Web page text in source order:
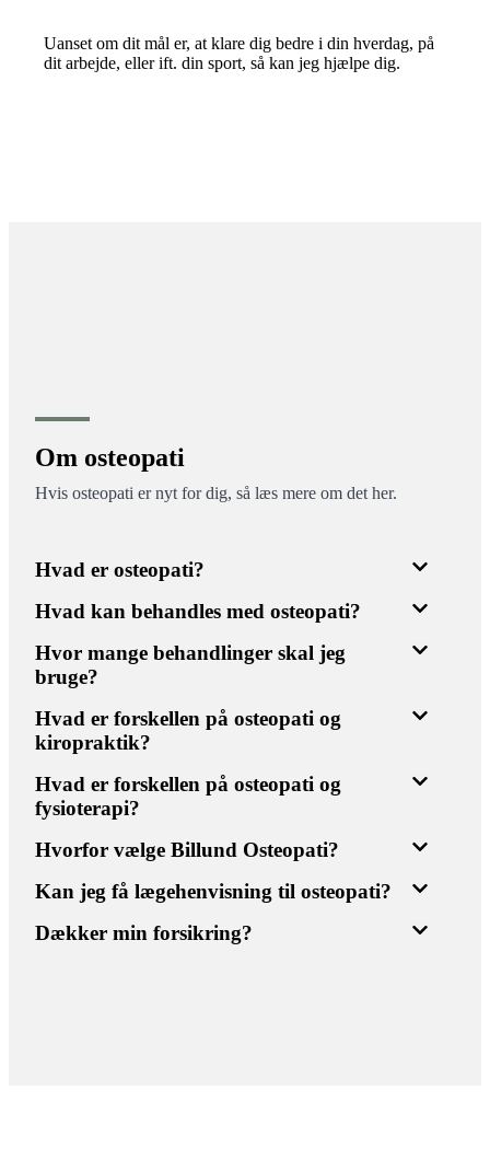
Uanset om dit mål er, at klare dig bedre i din hverdag, på
dit arbejde, eller ift. din sport, så kan jeg hjælpe dig.
Om osteopati
Hvis osteopati er nyt for dig, så læs mere om det her.
Hvad er osteopati?
Hvad kan behandles med osteopati?
Hvor mange behandlinger skal jeg
bruge?
Hvad er forskellen på osteopati og
kiropraktik?
Hvad er forskellen på osteopati og
fysioterapi?
Hvorfor vælge Billund Osteopati?
Kan jeg få lægehenvisning til osteopati?
Dækker min forsikring?